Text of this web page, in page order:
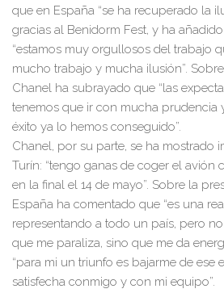
que en España “se ha recuperado la
gracias al Benidorm Fest, y ha
“estamos muy orgullosos del trabajo
mucho trabajo y mucha ilusión”.
Chanel ha subrayado que “las
tenemos que ir con mucha prudencia
éxito ya lo hemos conseguido”.
Chanel, por su parte, se ha mostrado
Turín: “tengo ganas de coger el avión
en la final el 14 de mayo”. Sobre la
España ha comentado que “es una
representando a todo un país, pero
que me paraliza, sino que me da
“para mi un triunfo es bajarme de ese
satisfecha conmigo y con mi equipo”.